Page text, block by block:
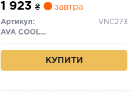
1 923 ₴ завтра
Артикул:
VNC273
AVA COOLING
КУПИТИ